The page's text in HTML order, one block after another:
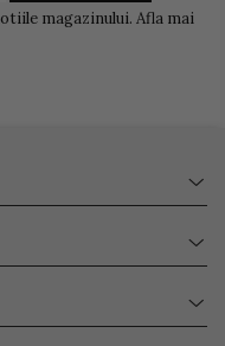
magazinului. Afla mai